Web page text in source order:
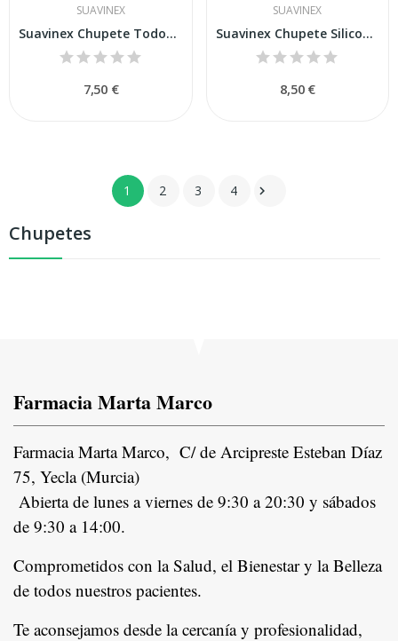
Chupetes
SUAVINEX
Suavinex Chupete TodoSilicona Fisiológico SX...
7,50 €
SUAVINEX
Suavinex Chupete Silicona Fisiológico Wonder...
8,50 €
1 2 3 4 
Farmacia Marta Marco
Farmacia Marta Marco, C/ de Arcipreste Esteban Díaz
75, Yecla (Murcia)
Abierta de lunes a viernes de 9:30 a 20:30 y sábados
de 9:30 a 14:00.
Comprometidos con la Salud, el Bienestar y la Belleza
de todos nuestros pacientes.
Te aconsejamos desde la cercanía y profesionalidad,